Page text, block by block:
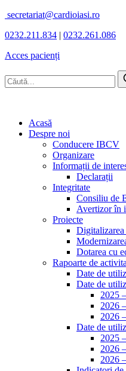
secretariat@cardioiasi.ro
0232.211.834 | 0232.261.086
Acces pacienți
Acasă
Despre noi
Conducere IBCV
Organizare
Informații de
Declarații
Integritate
Consiliu de
Avertizor în
Proiecte
Dotarea cu
Rapoarte de
Date de
Date de
2025
2026
2026
Date de
2025
2026
2026